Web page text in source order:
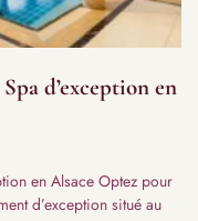
d’exception en
en Alsace Optez pour
d’exception situé au